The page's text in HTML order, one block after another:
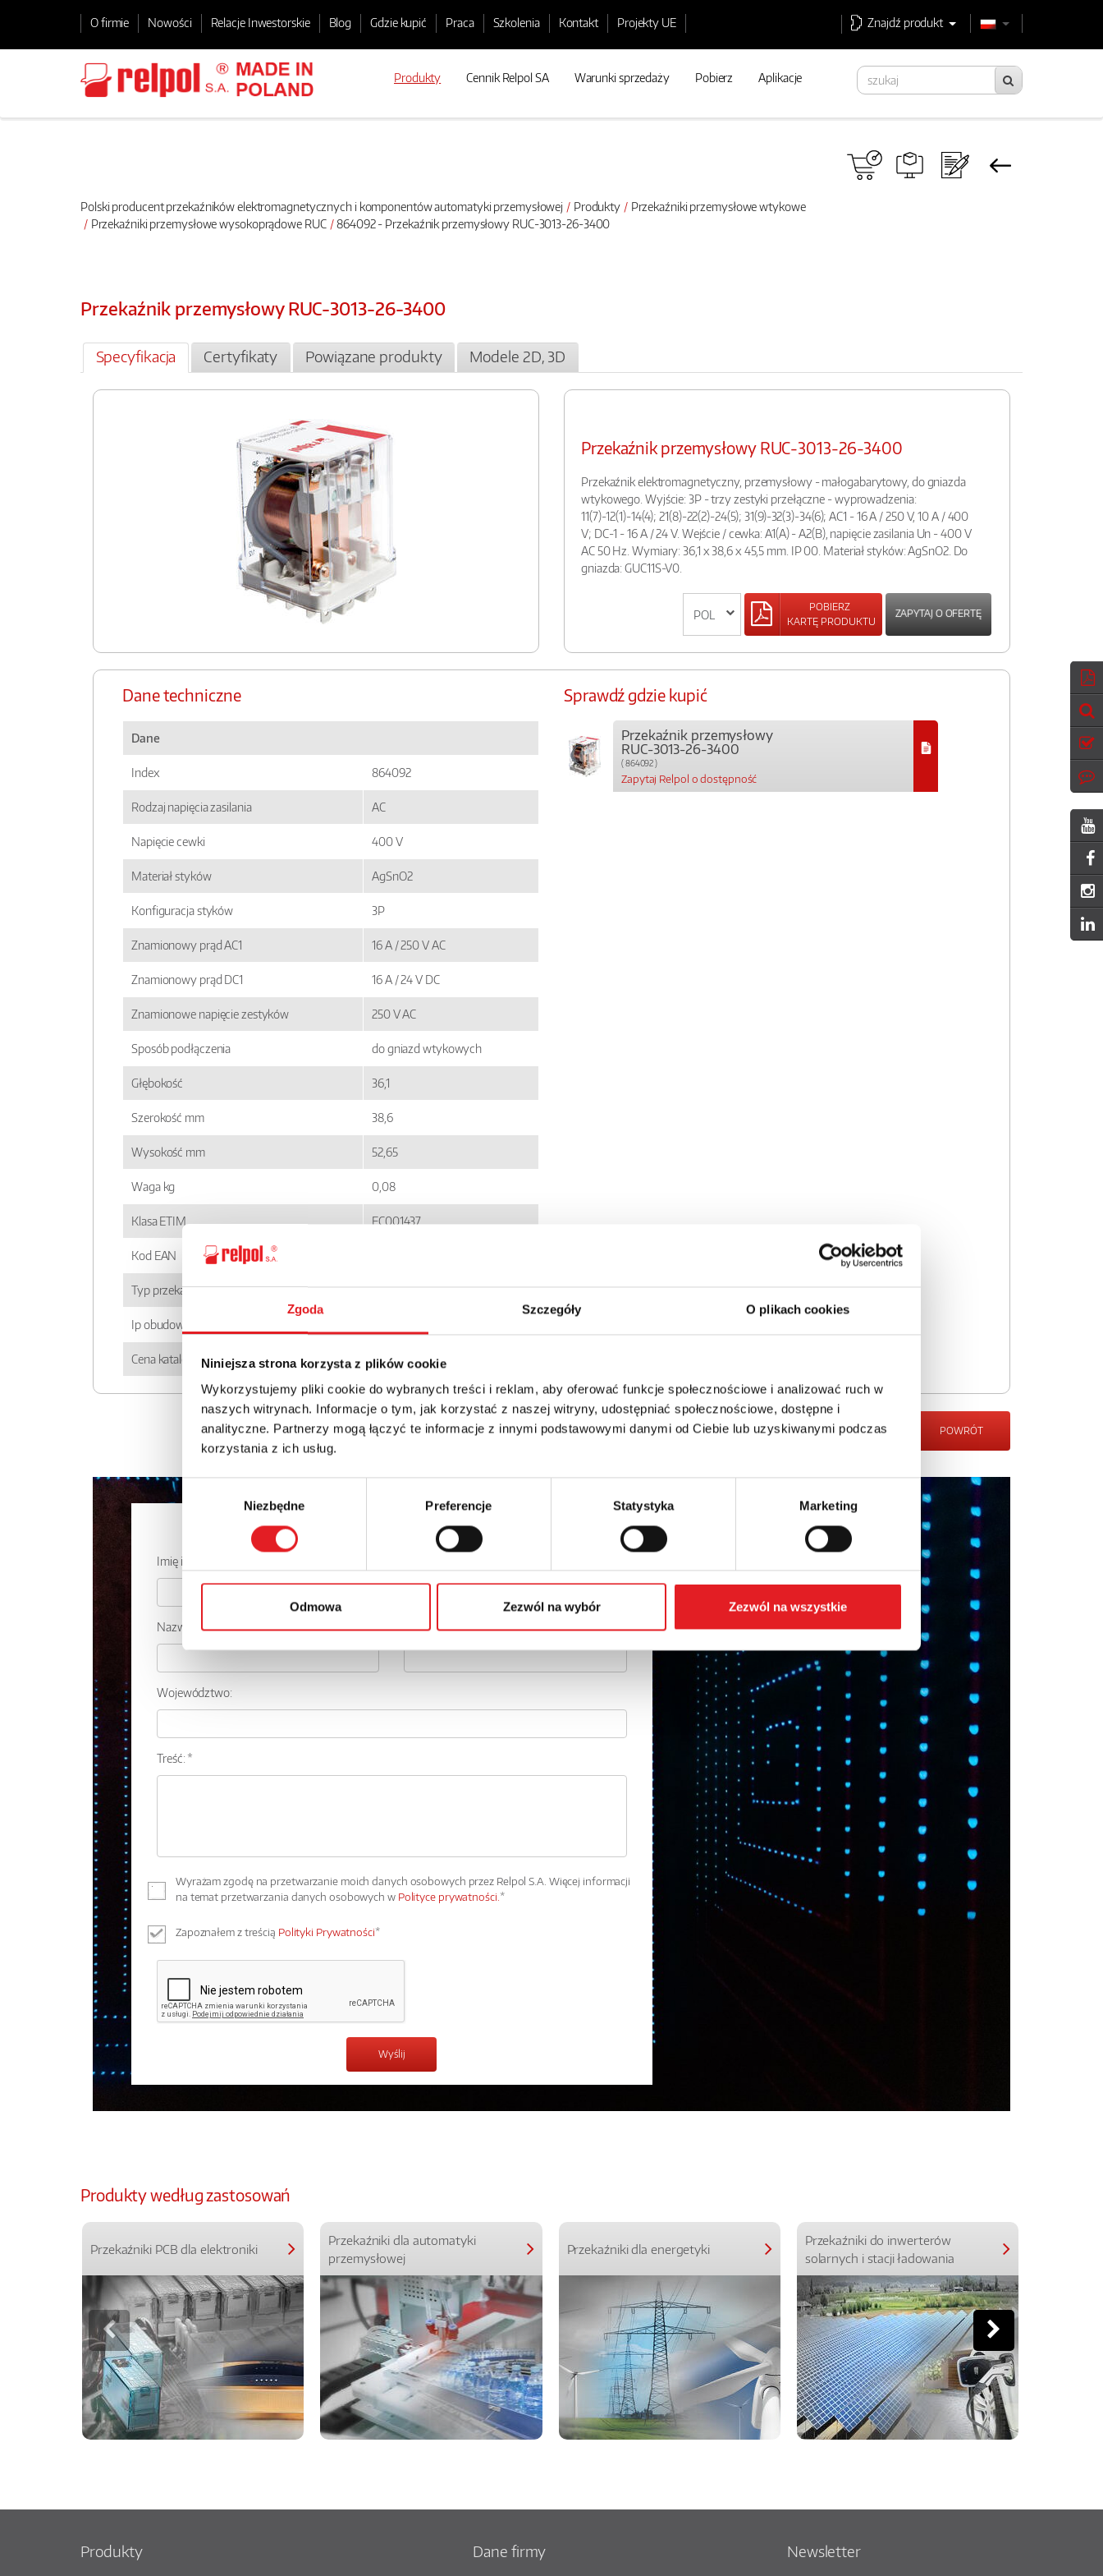
Zgoda Szczegóły O plikach cookies
Niniejsza strona korzysta z plików cookie
Wykorzystujemy pliki cookie do wybranych treści i reklam, aby oferować funkcje społecznościowe i analizować ruch w
naszych witrynach. Informacje o tym, jak korzystać z naszej witryny, udostępniać społecznościowe, dostępne i
analityczne. Partnerzy mogą łączyć te informacje z innymi podstawowymi danymi od Ciebie lub uzyskiwanymi podczas
korzystania z ich usług.
zgody
Niezbędne Preferencje Statystyka Marketing
Odmowa Zezwól na wybór Zezwól na wszystkie
O firmie Nowości Relacje Inwestorskie Blog Gdzie kupić Praca Szkolenia Kontakt Projekty UE Znajdź produkt
Produkty Cennik Relpol SA Warunki sprzedaży Pobierz Aplikacje
Polski producent przekaźników elektromagnetycznych i komponentów automatyki przemysłowej Produkty
Przekaźniki przemysłowe wtykowe
Przekaźniki przemysłowe wysokoprądowe RUC
864092 - Przekaźnik przemysłowy RUC-3013-26-3400
Przekaźnik przemysłowy RUC-3013-26-3400
Specyfikacja Certyfikaty Powiązane produkty Modele 2D, 3D
Przekaźnik przemysłowy RUC-3013-26-3400
Przekaźnik elektromagnetyczny, przemysłowy - małogabarytowy, do gniazda
wtykowego. Wyjście: 3P - trzy zestyki przełączne - wyprowadzenia:
11(7)-12(1)-14(4); 21(8)-22(2)-24(5); 31(9)-32(3)-34(6); AC1 - 16 A / 250 V, 10 A / 400
V; DC-1 - 16 A / 24 V. Wejście / cewka: A1(A) - A2(B), napięcie zasilania Un - 400 V
AC 50 Hz. Wymiary: 36,1 x 38,6 x 45,5 mm. IP 00. Materiał styków: AgSnO2. Do
gniazda: GUC11S-V0.
POBIERZ
KARTĘ PRODUKTU
ZAPYTAJ O OFERTĘ
Dane techniczne
Dane
Index 864092
Rodzaj napięcia zasilania AC
Napięcie cewki 400 V
Materiał styków AgSnO2
Konfiguracja styków 3P
Znamionowy prąd AC1 16 A / 250 V AC
Znamionowy prąd DC1 16 A / 24 V DC
Znamionowe napięcie zestyków 250 V AC
Sposób podłączenia do gniazd wtykowych
Głębokość 36,1
Szerokość mm 38,6
Wysokość mm 52,65
Waga kg 0,08
Klasa ETIM EC001437
Kod EAN
Typ przekaźnika RUC
Ip obudowy
Cena katalogowa 90.48zł + 23% VAT
Sprawdź gdzie kupić
Przekaźnik przemysłowy
RUC-3013-26-3400
( 864092 )
Zapytaj Relpol o dostępność
POWRÓT
Zapytaj o szczegóły oferty
Imię i nazwisko: *
Nazwa firmy: Numer telefonu:
Województwo:
Treść: *
Wyrażam zgodę na przetwarzanie moich danych osobowych przez Relpol S.A. Więcej informacji
na temat przetwarzania danych osobowych w Polityce prywatności.*
Zapoznałem z treścią Polityki Prywatności*
Produkty według zastosowań
Przekaźniki PCB dla elektroniki
Przekaźniki dla automatyki
przemysłowej
Przekaźniki dla energetyki
Przekaźniki do inwerterów
solarnych i stacji ładowania
Produkty Dane firmy Newsletter